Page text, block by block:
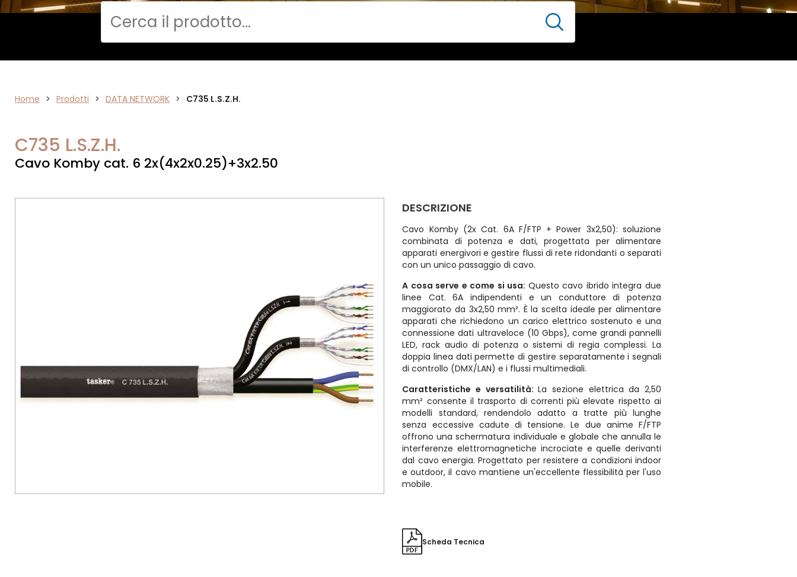
DATA
NETWORK
Cerca
Home > Prodotti > DATA NETWORK > C735 L.S.Z.H.
C735 L.S.Z.H.
Cavo Komby cat. 6 2x(4x2x0.25)+3x2.50
DESCRIZIONE
Cavo Komby (2x Cat. 6A F/FTP + Power 3x2,50): soluzione
combinata di potenza e dati, progettata per alimentare
apparati energivori e gestire flussi di rete ridondanti o separati
con un unico passaggio di cavo.
A cosa serve e come si usa: Questo cavo ibrido integra due
linee Cat. 6A indipendenti e un conduttore di potenza
maggiorato da 3x2,50 mm². È la scelta ideale per alimentare
apparati che richiedono un carico elettrico sostenuto e una
connessione dati ultraveloce (10 Gbps), come grandi pannelli
LED, rack audio di potenza o sistemi di regia complessi. La
doppia linea dati permette di gestire separatamente i segnali
di controllo (DMX/LAN) e i flussi multimediali.
Caratteristiche e versatilità:La sezione elettrica da 2,50
mm² consente il trasporto di correnti più elevate rispetto ai
modelli standard, rendendolo adatto a tratte più lunghe
senza eccessive cadute di tensione. Le due anime F/FTP
offrono una schermatura individuale e globale che annulla le
interferenze elettromagnetiche incrociate e quelle derivanti
dal cavo energia. Progettato per resistere a condizioni indoor
e outdoor, il cavo mantiene un'eccellente flessibilità per l'uso
mobile.
Scheda Tecnica